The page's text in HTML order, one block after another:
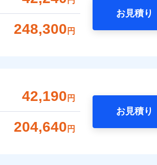
248,300 円
お見積り
42,190 円
204,640 円
お見積り